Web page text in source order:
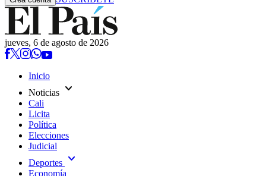
jueves, 6 de agosto de 2026
Inicio
Noticias expand_more
Cali
Licita
Política
Elecciones
Judicial
Deportes expand_more
Economía